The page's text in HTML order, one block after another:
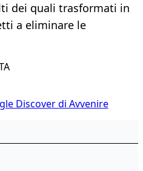
dei quali trasformati in
a eliminare le
Discover di Avvenire